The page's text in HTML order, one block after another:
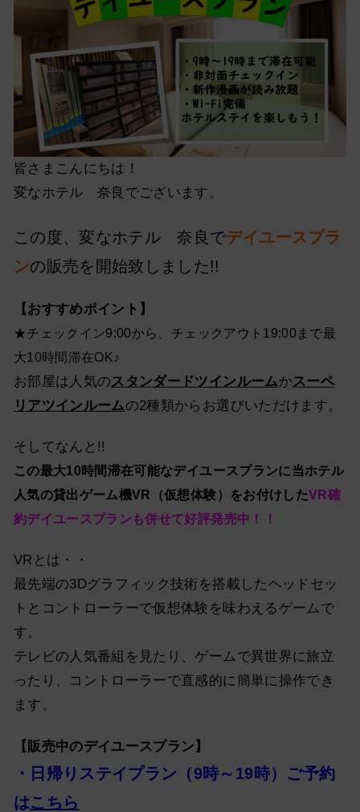
皆さまこんにちは！
変なホテル 奈良でございます。
この度、変なホテル 奈良でデイユースプラ
ンの販売を開始致しました!!
【おすすめポイント】
★チェックイン9:00から、チェックアウト19:00まで最
大10時間滞在OK♪
お部屋は人気のスタンダードツインルームかスーペ
リアツインルームの2種類からお選びいただけます。
そしてなんと!!
この最大10時間滞在可能なデイユースプランに当ホテル
人気の貸出ゲーム機VR（仮想体験）をお付けしたVR確
約デイユースプランも併せて好評発売中！！
VRとは・・
最先端の3Dグラフィック技術を搭載したヘッドセッ
トとコントローラーで仮想体験を味わえるゲームで
す。
テレビの人気番組を見たり、ゲームで異世界に旅立
ったり、コントローラーで直感的に簡単に操作でき
ます。
【販売中のデイユースプラン】
・日帰りステイプラン（9時～19時）ご予約
はこちら